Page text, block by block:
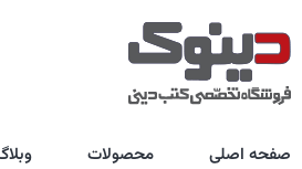
صفحه اصلی محصولات